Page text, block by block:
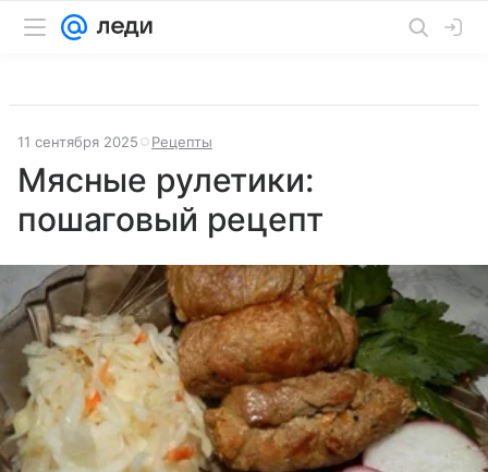
11 сентября 2025 Рецепты
Мясные рулетики:
пошаговый рецепт